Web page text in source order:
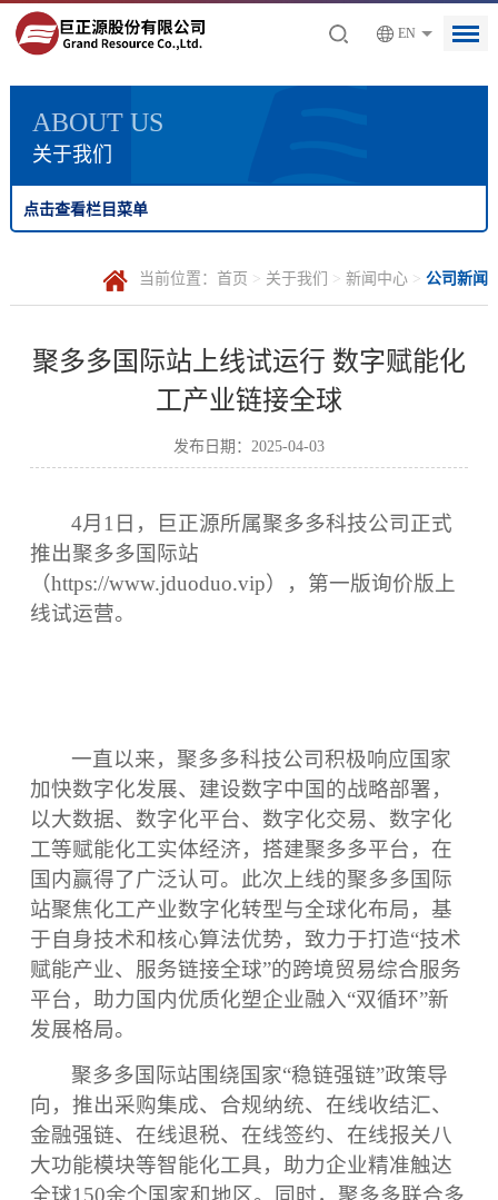
EN
ABOUT US
关于我们
点击查看栏目菜单
当前位置：首页 > 关于我们 >新闻中心 >公司新闻
聚多多国际站上线试运行 数字赋能化
工产业链接全球
发布日期：2025-04-03
4月1日，巨正源所属聚多多科技公司正式
推出聚多多国际站
（https://www.jduoduo.vip），第一版询价版上
线试运营。
一直以来，聚多多科技公司积极响应国家
加快数字化发展、建设数字中国的战略部署，
以大数据、数字化平台、数字化交易、数字化
工等赋能化工实体经济，搭建聚多多平台，在
国内赢得了广泛认可。此次上线的聚多多国际
站聚焦化工产业数字化转型与全球化布局，基
于自身技术和核心算法优势，致力于打造“技术
赋能产业、服务链接全球”的跨境贸易综合服务
平台，助力国内优质化塑企业融入“双循环”新
发展格局。
聚多多国际站围绕国家“稳链强链”政策导
向，推出采购集成、合规纳统、在线收结汇、
金融强链、在线退税、在线签约、在线报关八
大功能模块等智能化工具，助力企业精准触达
全球150余个国家和地区。同时，聚多多联合多